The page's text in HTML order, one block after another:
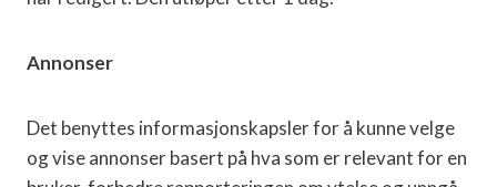
Annonser
Det benyttes informasjonskapsler for å kunne velge
og vise annonser basert på hva som er relevant for en